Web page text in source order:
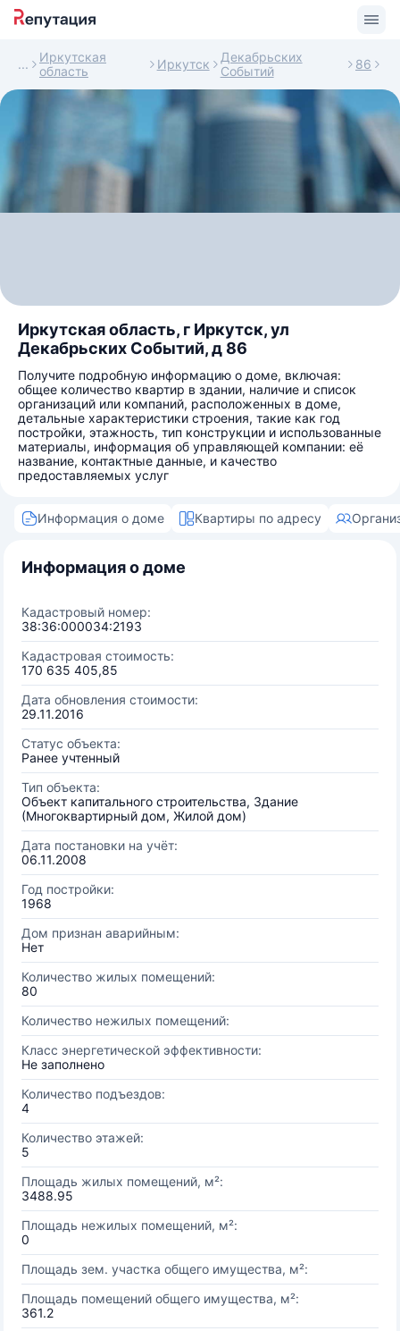
Иркутская
область
Иркутск
Декабрьских
Событий
86
Иркутская область, г Иркутск, ул
Декабрьских Событий, д 86
Получите подробную информацию о доме, включая:
общее количество квартир в здании, наличие и список
организаций или компаний, расположенных в доме,
детальные характеристики строения, такие как год
постройки, этажность, тип конструкции и использованные
материалы, информация об управляющей компании: её
название, контактные данные, и качество
предоставляемых услуг
Информация о доме Квартиры по адресу
Информация о доме
Кадастровый номер:
38:36:000034:2193
Кадастровая стоимость:
170 635 405,85
Дата обновления стоимости:
29.11.2016
Статус объекта:
Ранее учтенный
Тип объекта:
Объект капитального строительства, Здание
(Многоквартирный дом, Жилой дом)
Дата постановки на учёт:
06.11.2008
Год постройки:
1968
Дом признан аварийным:
Нет
Количество жилых помещений:
80
Количество нежилых помещений:
Класс энергетической эффективности:
Не заполнено
Количество подъездов:
4
Количество этажей:
5
Площадь жилых помещений, м²:
3488.95
Площадь нежилых помещений, м²:
0
Площадь зем. участка общего имущества, м²:
Площадь помещений общего имущества, м²:
361.2